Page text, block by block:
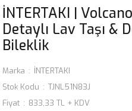
İNTERTAKI |
Detaylı Lav Taşı &
Bileklik
Marka
İNTERTAKI
Stok Kodu
TJNL51N83J
Fiyat
833,33 TL + KDV